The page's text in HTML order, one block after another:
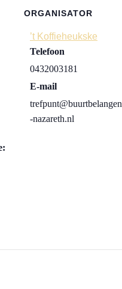
ORGANISATOR
’t Koffieheukske
Telefoon
0432003181
E-mail
trefpunt@buurtbelangen
-nazareth.nl